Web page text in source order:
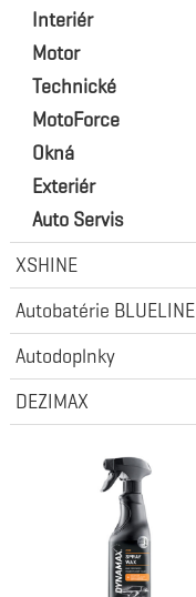
Interiér
Motor
Technické
MotoForce
Okná
Exteriér
Auto Servis
XSHINE
Autobatérie BLUELINE
Autodoplnky
DEZIMAX